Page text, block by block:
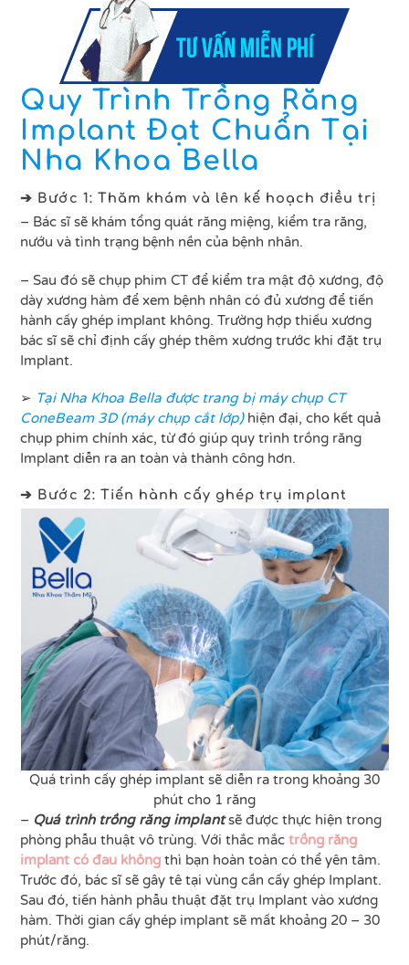
Quy Trình Trồng Răng
Implant Đạt Chuẩn Tại
Nha Khoa Bella
➔ Bước 1: Thăm khám và lên kế hoạch điều trị
– Bác sĩ sẽ khám tổng quát răng miệng, kiểm tra răng,
nướu và tình trạng bệnh nền của bệnh nhân.
– Sau đó sẽ chụp phim CT để kiểm tra mật độ xương, độ
dày xương hàm để xem bệnh nhân có đủ xương để tiến
hành cấy ghép implant không. Trường hợp thiếu xương
bác sĩ sẽ chỉ định cấy ghép thêm xương trước khi đặt trụ
Implant.
➢ Tại Nha Khoa Bella được trang bị máy chụp CT
ConeBeam 3D (máy chụp cắt lớp)hiện đại, cho kết quả
chụp phim chính xác, từ đó giúp quy trình trồng răng
Implant diễn ra an toàn và thành công hơn.
➔ Bước 2: Tiến hành cấy ghép trụ implant
Quá trình cấy ghép implant sẽ diễn ra trong khoảng 30
phút cho 1 răng
– Quá trình trồng răng implantsẽ được thực hiện trong
phòng phẫu thuật vô trùng. Với thắc mắctrồng răng
implant có đau không thì bạn hoàn toàn có thể yên tâm.
Trước đó, bác sĩ sẽ gây tê tại vùng cần cấy ghép Implant.
Sau đó, tiến hành phẫu thuật đặt trụ Implant vào xương
hàm. Thời gian cấy ghép implant sẽ mất khoảng 20 – 30
phút/răng.